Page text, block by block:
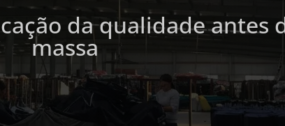
da qualidade antes
massa